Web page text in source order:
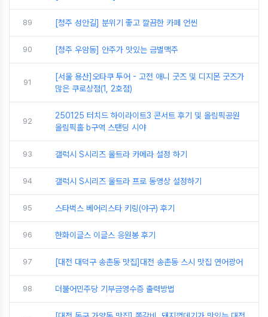
89 [청주 성안길] 분위기 좋고 깔끔한 카페 언씬
90 [청주 우암동] 안주가 맛있는 금별맥주
91
[서울 용산]오타쿠 투어 - 고전 애니 굿즈 및 디지몬 굿즈가
많은 쿠로상점(1, 2호점)
92
250125 터치드 하이라이트3 콘서트 후기 및 올림픽공원
올림픽홀 b구역 스탠딩 시야
93 갤럭시 S시리즈 울트라 카메라 설정 하기
94 갤럭시 S시리즈 울트라 프로 동영상 설정하기
95 스타벅스 베어리스타 키링(야구) 후기
96 한화이글스 이글스 응원봉 후기
97 [대전 대덕구 송촌동 맛집]대전 송촌동 스시 맛집 연어광어
98 더불어민주당 기부금영수증 출력방법